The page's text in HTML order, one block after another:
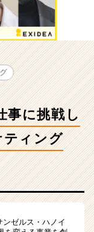
事に挑戦し
ティング
ゼルス・ハノイ